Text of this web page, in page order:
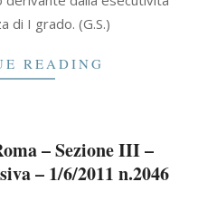
di I grado. (G.S.)
READING
– Sezione III –
– 1/6/2011 n.2046